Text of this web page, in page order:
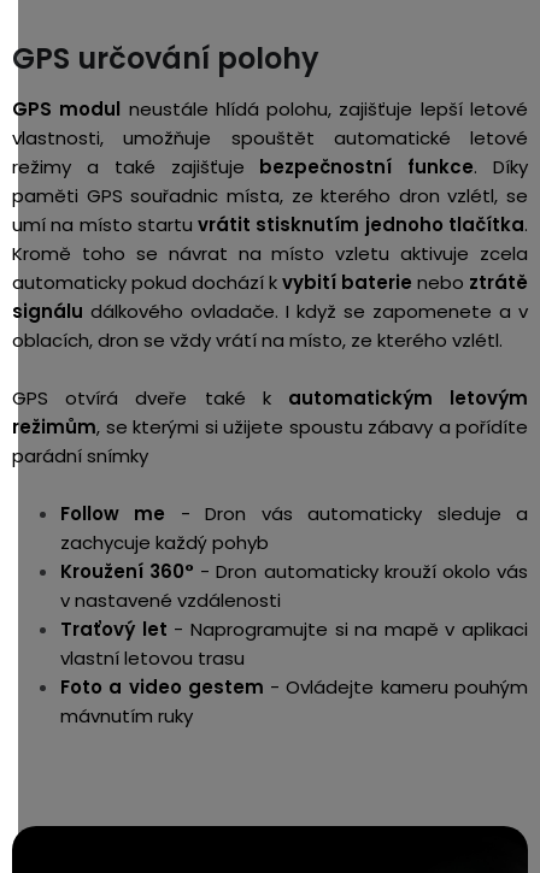
GPS určování polohy
GPS modul neustále hlídá polohu, zajišťuje lepší letové
vlastnosti, umožňuje spouštět automatické letové
režimy a také zajišťuje bezpečnostní funkce. Díky
paměti GPS souřadnic místa, ze kterého dron vzlétl, se
umí na místo startu vrátit stisknutím jednoho tlačítka.
Kromě toho se návrat na místo vzletu aktivuje zcela
automaticky pokud dochází kvybití baterie nebo ztrátě
signálu dálkového ovladače. I když se zapomenete a v
oblacích, dron se vždy vrátí na místo, ze kterého vzlétl.
GPS otvírá dveře také k automatickým letovým
režimům, se kterými si užijete spoustu zábavy a pořídíte
parádní snímky
Follow me - Dron vás automaticky sleduje a
zachycuje každý pohyb
Kroužení 360° - Dron automaticky krouží okolo vás
v nastavené vzdálenosti
Traťový let - Naprogramujte si na mapě v aplikaci
vlastní letovou trasu
Foto a video gestem - Ovládejte kameru pouhým
mávnutím ruky